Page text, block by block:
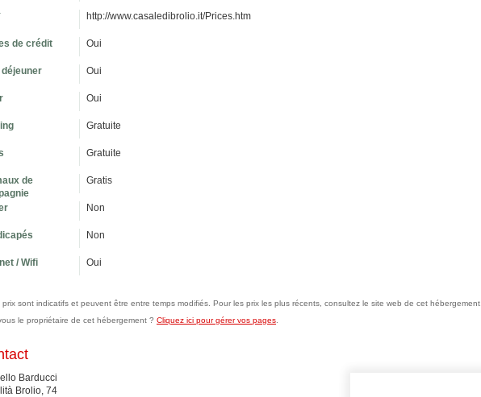
http://www.casaledibrolio.it/Prices.htm
de crédit Oui
déjeuner Oui
Oui
Gratuite
Gratuite
de
Gratis
Non
Non
/ Wifi Oui
prix sont indicatifs et peuvent être entre temps modifiés. Pour les prix les plus récents, consultez le site web de cet hébergement.
le propriétaire de cet hébergement ? Cliquez ici pour gérer vos pages
Barducci
Brolio, 74